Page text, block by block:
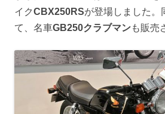
イクCBX250RSが登場しました。
て、名車GB250クラブマンも販売